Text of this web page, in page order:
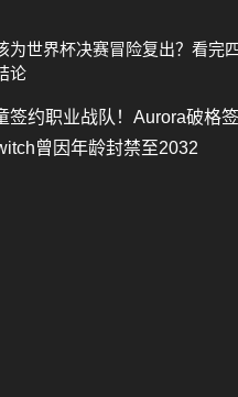
为世界杯决赛冒险复出？看完
论